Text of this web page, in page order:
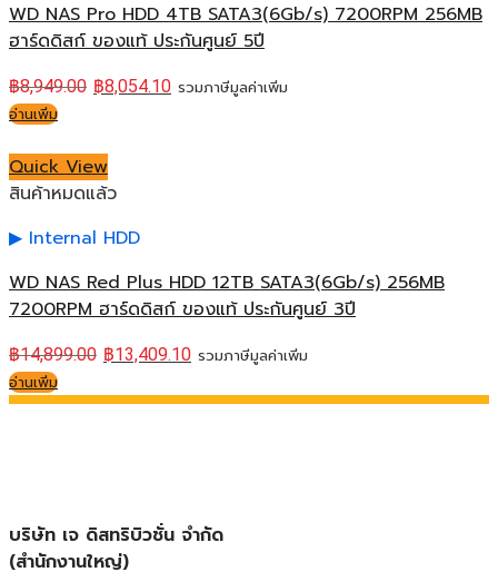
WD NAS Pro HDD 4TB SATA3(6Gb/s) 7200RPM 256MB
ฮาร์ดดิสก์ ของแท้ ประกันศูนย์ 5ปี
฿8,949.00 ฿8,054.10 รวมภาษีมูลค่าเพิ่ม
อ่านเพิ่ม
Quick View
สินค้าหมดแล้ว
Internal HDD
WD NAS Red Plus HDD 12TB SATA3(6Gb/s) 256MB
7200RPM ฮาร์ดดิสก์ ของแท้ ประกันศูนย์ 3ปี
฿14,899.00 ฿13,409.10 รวมภาษีมูลค่าเพิ่ม
อ่านเพิ่ม
บริษัท เจ ดิสทริบิวชั่น จำกัด
(สำนักงานใหญ่)